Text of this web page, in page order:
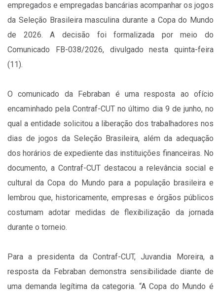
empregados e empregadas bancárias acompanhar os jogos
da Seleção Brasileira masculina durante a Copa do Mundo
de 2026. A decisão foi formalizada por meio do
Comunicado FB-038/2026, divulgado nesta quinta-feira
(11).
O comunicado da Febraban é uma resposta ao ofício
encaminhado pela Contraf-CUT no último dia 9 de junho, no
qual a entidade solicitou a liberação dos trabalhadores nos
dias de jogos da Seleção Brasileira, além da adequação
dos horários de expediente das instituições financeiras. No
documento, a Contraf-CUT destacou a relevância social e
cultural da Copa do Mundo para a população brasileira e
lembrou que, historicamente, empresas e órgãos públicos
costumam adotar medidas de flexibilização da jornada
durante o torneio.
Para a presidenta da Contraf-CUT, Juvandia Moreira, a
resposta da Febraban demonstra sensibilidade diante de
uma demanda legítima da categoria. “A Copa do Mundo é